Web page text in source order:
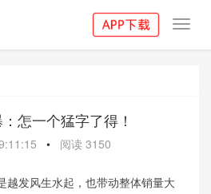
怎一个猛字了得！
• 阅读 3150
越发风生水起，也带动整体销量大